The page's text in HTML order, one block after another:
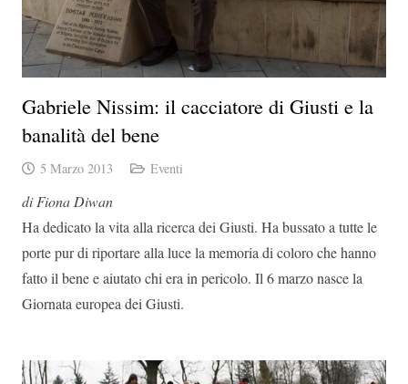
Gabriele Nissim: il cacciatore di Giusti e la
banalità del bene
5 Marzo 2013 Eventi
di Fiona Diwan
Ha dedicato la vita alla ricerca dei Giusti. Ha bussato a tutte le
porte pur di riportare alla luce la memoria di coloro che hanno
fatto il bene e aiutato chi era in pericolo. Il 6 marzo nasce la
Giornata europea dei Giusti.